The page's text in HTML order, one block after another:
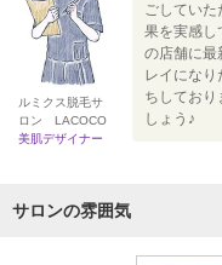
ルミクス脱毛サ
ロン LACOCO
美肌デザイナー
ごしていた
果を実感し
の店舗に最
レイにな
ちしており
しょう♪
サロンの雰囲気